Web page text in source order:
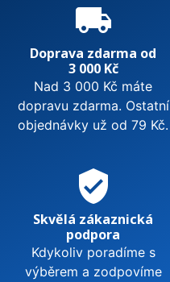
local_shipping
Doprava zdarma od
3 000 Kč
Nad 3 000 Kč máte
dopravu zdarma. Ostatní
objednávky už od 79 Kč.
verified_user
Skvělá zákaznická
podpora
Kdykoliv poradíme s
výběrem a zodpovíme